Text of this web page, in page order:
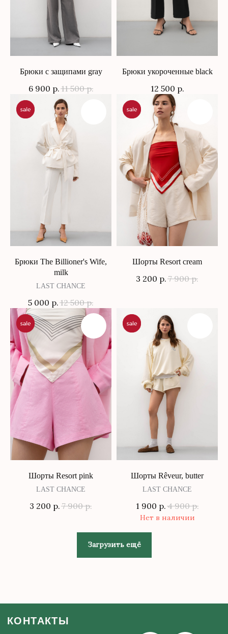
Брюки c защипами gray
6 900 р.11 500 р.
Брюки укороченные black
12 500 р.
Брюки The Billioner's Wife,
milk
LAST CHANCE
5 000 р. 12 500 р.
Шорты Resort cream
3 200 р. 7 900 р.
Шорты Resort pink
LAST CHANCE
3 200 р. 7 900 р.
Шорты Rêveur, butter
LAST CHANCE
1 900 р.4 900 р.
Нет в наличии
Загрузить ещё